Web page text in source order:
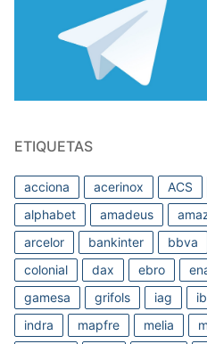
ETIQUETAS
acciona acerinox ACS
alphabet
amadeus
arcelor
bankinter bbva
colonial
dax ebro
gamesa
grifols iag
indra
mapfre melia